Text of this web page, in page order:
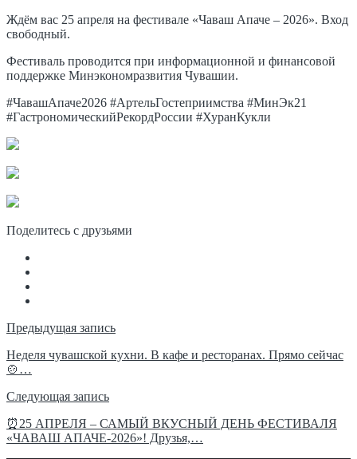
Ждём вас 25 апреля на фестивале «Чаваш Апаче – 2026». Вход
свободный.
Фестиваль проводится при информационной и финансовой
поддержке Минэкономразвития Чувашии.
#ЧавашАпаче2026 #АртельГостеприимства #МинЭк21
#ГастрономическийРекордРоссии #ХуранКукли
Поделитесь с друзьями
Навигация
по
записям
Предыдущая запись
Неделя чувашской кухни. В кафе и ресторанах. Прямо сейчас
🍲…
Следующая запись
⏰25 АПРЕЛЯ – САМЫЙ ВКУСНЫЙ ДЕНЬ ФЕСТИВАЛЯ
«ЧАВАШ АПАЧЕ-2026»! Друзья,…